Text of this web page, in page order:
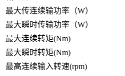
最大传连续输功率（W）
最大瞬时传输功率（W）
最大连续转矩(Nm)
最大瞬时转矩(Nm)
最高连续输入转速(rpm)